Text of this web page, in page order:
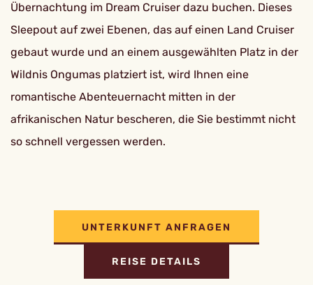
Übernachtung im Dream Cruiser dazu buchen. Dieses
Sleepout auf zwei Ebenen, das auf einen Land Cruiser
gebaut wurde und an einem ausgewählten Platz in der
Wildnis Ongumas platziert ist, wird Ihnen eine
romantische Abenteuernacht mitten in der
afrikanischen Natur bescheren, die Sie bestimmt nicht
so schnell vergessen werden.
UNTERKUNFT ANFRAGEN
REISE DETAILS